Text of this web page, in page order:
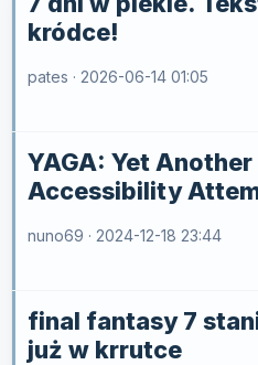
kródce!
pates · 2026-06-14 01:05
YAGA: Yet
Accessibility
nuno69 · 2024-12-18 23:44
final fantasy 7
już w krrutce